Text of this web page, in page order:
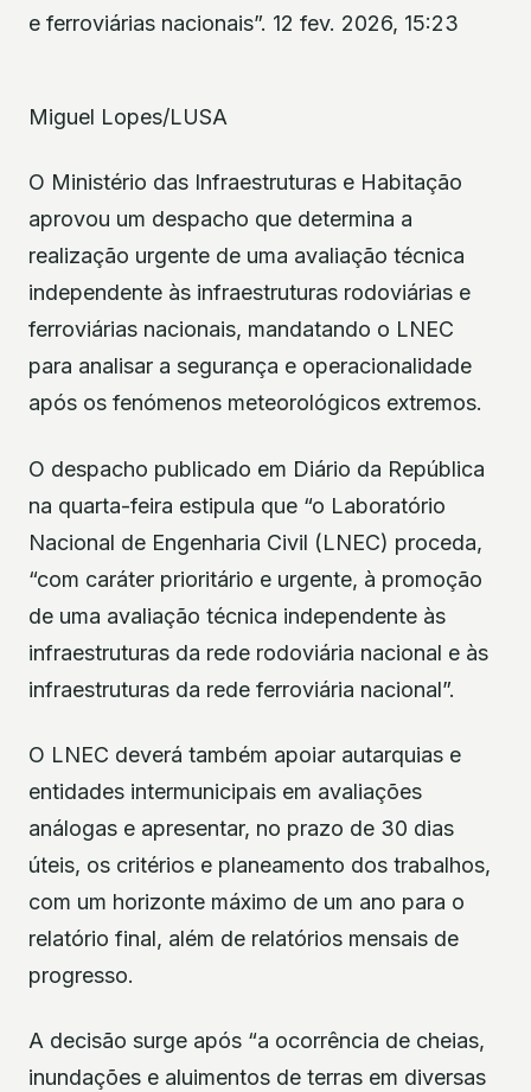
e ferroviárias nacionais”. 12 fev. 2026, 15:23
Miguel Lopes/LUSA
O Ministério das Infraestruturas e Habitação
aprovou um despacho que determina a
realização urgente de uma avaliação técnica
independente às infraestruturas rodoviárias e
ferroviárias nacionais, mandatando o LNEC
para analisar a segurança e operacionalidade
após os fenómenos meteorológicos extremos.
O despacho publicado em Diário da República
na quarta-feira estipula que “o Laboratório
Nacional de Engenharia Civil (LNEC) proceda,
“com caráter prioritário e urgente, à promoção
de uma avaliação técnica independente às
infraestruturas da rede rodoviária nacional e às
infraestruturas da rede ferroviária nacional”.
O LNEC deverá também apoiar autarquias e
entidades intermunicipais em avaliações
análogas e apresentar, no prazo de 30 dias
úteis, os critérios e planeamento dos trabalhos,
com um horizonte máximo de um ano para o
relatório final, além de relatórios mensais de
progresso.
A decisão surge após “a ocorrência de cheias,
inundações e aluimentos de terras em diversas